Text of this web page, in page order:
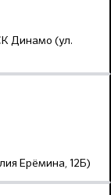
Динамо (ул.
Ерёмина, 12Б)